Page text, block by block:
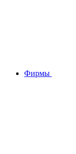
Фирмы